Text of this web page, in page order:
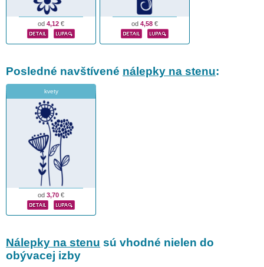
od 4,12 € od 4,58 €
Posledné navštívené nálepky na stenu:
kvety
od 3,70 €
Nálepky na stenu sú vhodné nielen do
obývacej izby